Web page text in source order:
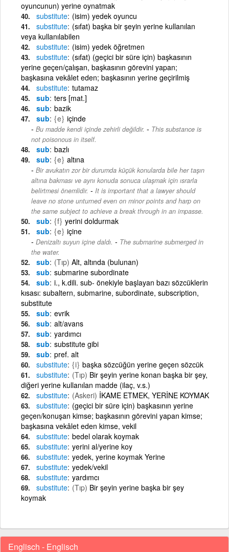
oyuncunun) yerine oynatmak
substitute (isim) yedek oyuncu
substitute (sıfat) başka bir şeyin yerine kullanılan
veya kullanılabilen
substitute (isim) yedek öğretmen
substitute (sıfat) (geçici bir süre için) başkasının
yerine geçen/çalışan, başkasının görevini yapan;
başkasına vekâlet eden; başkasının yerine geçirilmiş
substitute tutamaz
sub ters [mat.]
sub bazik
sub {e} içinde
Bu madde kendi içinde zehirli değildir. - This substance is
not poisonous in itself.
sub bazlı
sub {e} altına
Bir avukatın zor bir durumda küçük konularda bile her taşın
altına bakması ve aynı konuda sonuca ulaşmak için ısrarla
belirtmesi önemlidir. - It is important that a lawyer should
leave no stone unturned even on minor points and harp on
the same subject to achieve a break through in an impasse.
sub {f} yerini doldurmak
sub {e} içine
Denizaltı suyun içine daldı. - The submarine submerged in
the water.
sub (Tıp) Alt, altında (bulunan)
sub submarine subordinate
sub i., k.dili. sub- önekiyle başlayan bazı sözcüklerin
kısası: subaltern, submarine, subordinate, subscription,
substitute
sub evrik
sub alt/avans
sub yardımcı
sub substitute gibi
sub pref. alt
substitute {i} başka sözcüğün yerine geçen sözcük
substitute (Tıp) Bir şeyin yerine konan başka bir şey,
diğeri yerine kullanılan madde (ilaç, v.s.)
substitute (Askeri) İKAME ETMEK, YERİNE KOYMAK
substitute (geçici bir süre için) başkasının yerine
geçen/konuşan kimse; başkasının görevini yapan kimse;
başkasına vekâlet eden kimse, vekil
substitute bedel olarak koymak
substitute yerini al/yerine koy
substitute yedek, yerine koymak Yerine
substitute yedek/vekil
substitute yardımcı
substitute (Tıp) Bir şeyin yerine başka bir şey
koymak
Englisch - Englisch